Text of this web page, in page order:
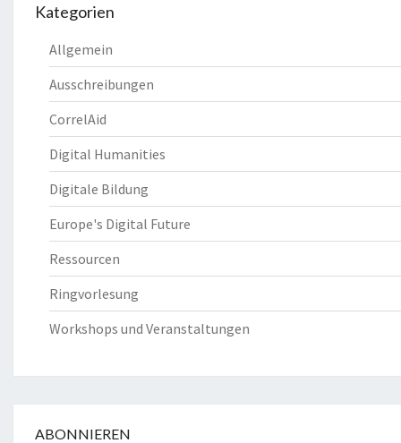
Kategorien
Allgemein
Ausschreibungen
CorrelAid
Digital Humanities
Digitale Bildung
Europe's Digital Future
Ressourcen
Ringvorlesung
Workshops und Veranstaltungen
ABONNIEREN